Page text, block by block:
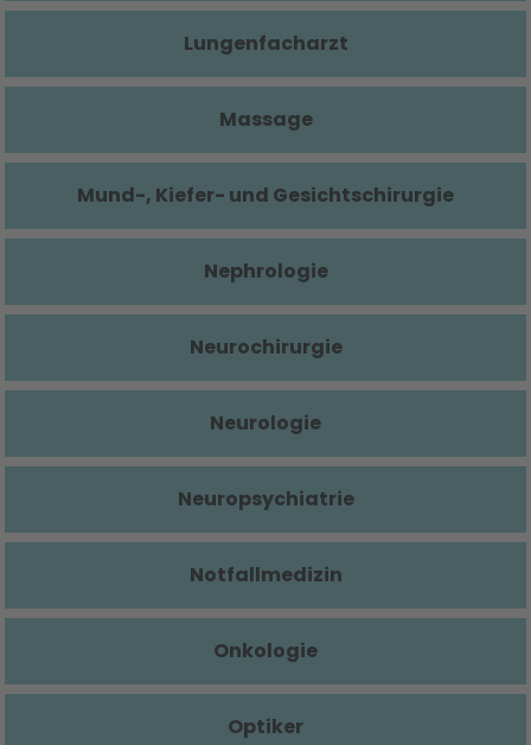
Lungenfacharzt
Massage
Mund-, Kiefer- und Gesichtschirurgie
Nephrologie
Neurochirurgie
Neurologie
Neuropsychiatrie
Notfallmedizin
Onkologie
Optiker